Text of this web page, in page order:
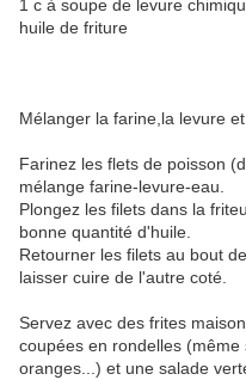
1 c à soupe de levure
huile de friture
Mélanger la farine,la levure et
Farinez les flets de poisson
mélange farine-levure-eau.
Plongez les filets dans la
bonne quantité d'huile.
Retourner les filets au bout
laisser cuire de l'autre coté.
Servez avec des frites
coupées en rondelles
oranges...) et une salade verte